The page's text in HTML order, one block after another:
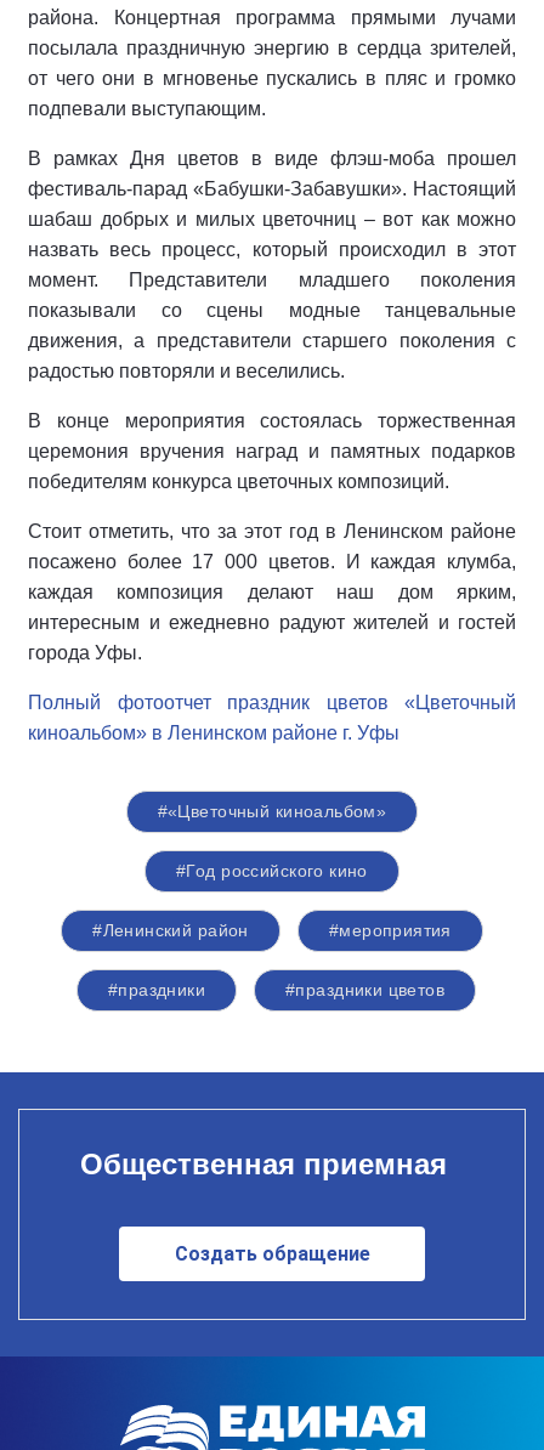
района. Концертная программа прямыми лучами
посылала праздничную энергию в сердца зрителей,
от чего они в мгновенье пускались в пляс и громко
подпевали выступающим.
В рамках Дня цветов в виде флэш-моба прошел
фестиваль-парад «Бабушки-Забавушки». Настоящий
шабаш добрых и милых цветочниц – вот как можно
назвать весь процесс, который происходил в этот
момент. Представители младшего поколения
показывали со сцены модные танцевальные
движения, а представители старшего поколения с
радостью повторяли и веселились.
В конце мероприятия состоялась торжественная
церемония вручения наград и памятных подарков
победителям конкурса цветочных композиций.
Стоит отметить, что за этот год в Ленинском районе
посажено более 17 000 цветов. И каждая клумба,
каждая композиция делают наш дом ярким,
интересным и ежедневно радуют жителей и гостей
города Уфы.
Полный фотоотчет праздник цветов «Цветочный
киноальбом» в Ленинском районе г. Уфы
#«Цветочный киноальбом»
#Год российского кино
#Ленинский район #мероприятия
#праздники #праздники цветов
Общественная приемная
Создать обращение